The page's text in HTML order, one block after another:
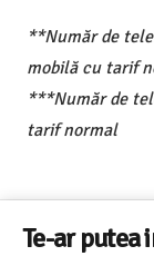
**Număr de
mobilă cu tarif
***Număr de
tarif normal
Te-ar putea